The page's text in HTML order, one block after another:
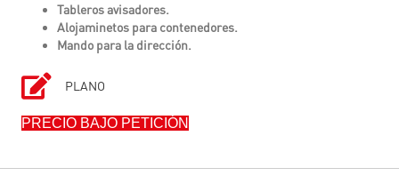
Tableros avisadores.
Alojaminetos para contenedores.
Mando para la dirección.
Plano PLANO
PRECIO BAJO PETICIÓN